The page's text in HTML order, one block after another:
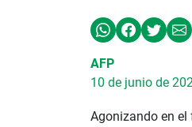
AFP
10 de junio de
Agonizando en el